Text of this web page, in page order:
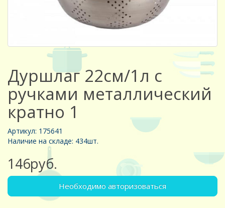
Дуршлаг 22см/1л с
ручками металлический
кратно 1
Артикул: 175641
Наличие на складе: 434шт.
146руб.
Необходимо авторизоваться